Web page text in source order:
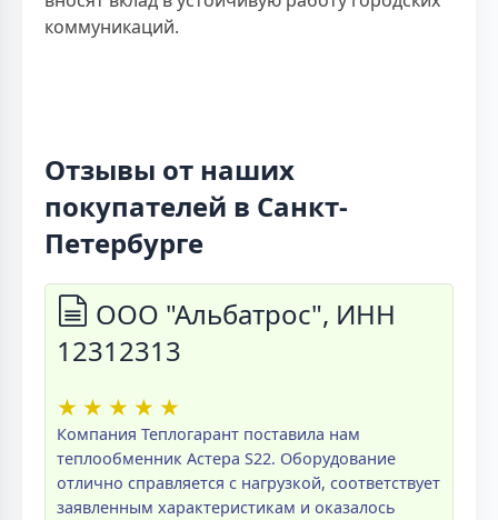
коммуникаций.
Отзывы от наших
покупателей в Санкт-
Петербурге
ООО "Альбатрос", ИНН
12312313
★ ★ ★ ★ ★
Компания Теплогарант поставила нам
теплообменник Астера S22. Оборудование
отлично справляется с нагрузкой, соответствует
заявленным характеристикам и оказалось